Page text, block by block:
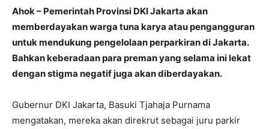
Ahok – Pemerintah Provinsi DKI Jakarta akan
memberdayakan warga tuna karya atau pengangguran
untuk mendukung pengelolaan perparkiran di Jakarta.
Bahkan keberadaan para preman yang selama ini lekat
dengan stigma negatif juga akan diberdayakan.
Gubernur DKI Jakarta, Basuki Tjahaja Purnama
mengatakan, mereka akan direkrut sebagai juru parkir